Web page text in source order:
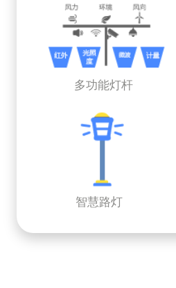
多功能灯杆
智慧路灯